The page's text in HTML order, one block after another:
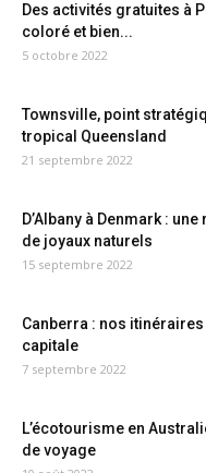
Des activités gratuites à
coloré et bien...
5 octobre 2022
Townsville, point
tropical Queensland
21 septembre 2022
D’Albany à Denmark :
de joyaux naturels
15 septembre 2022
Canberra : nos
capitale
7 septembre 2022
L’écotourisme en
de voyage